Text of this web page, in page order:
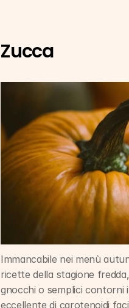
Zucca
Immancabile nei menù
ricette della stagione
gnocchi o semplici contorni
eccellente di carotenoidi